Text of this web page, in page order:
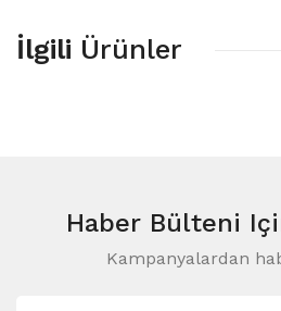
İlgili Ürünler
Haber Bülteni
Kampanyalardan